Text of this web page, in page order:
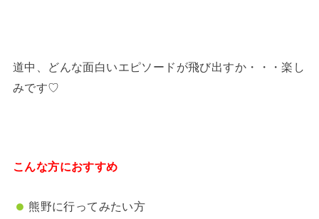
道中、どんな面白いエピソードが飛び出すか・・・楽し
みです♡
こんな方におすすめ
熊野に行ってみたい方